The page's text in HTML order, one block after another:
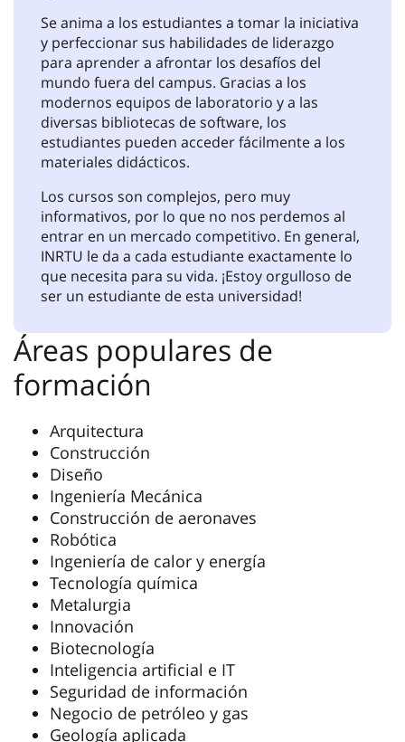
Se anima a los estudiantes a tomar la iniciativa
y perfeccionar sus habilidades de liderazgo
para aprender a afrontar los desafíos del
mundo fuera del campus. Gracias a los
modernos equipos de laboratorio y a las
diversas bibliotecas de software, los
estudiantes pueden acceder fácilmente a los
materiales didácticos.
Los cursos son complejos, pero muy
informativos, por lo que no nos perdemos al
entrar en un mercado competitivo. En general,
INRTU le da a cada estudiante exactamente lo
que necesita para su vida. ¡Estoy orgulloso de
ser un estudiante de esta universidad!
Áreas populares de
formación
Arquitectura
Construcción
Diseño
Ingeniería Mecánica
Construcción de aeronaves
Robótica
Ingeniería de calor y energía
Tecnología química
Metalurgia
Innovación
Biotecnología
Inteligencia artificial e IT
Seguridad de información
Negocio de petróleo y gas
Geología aplicada